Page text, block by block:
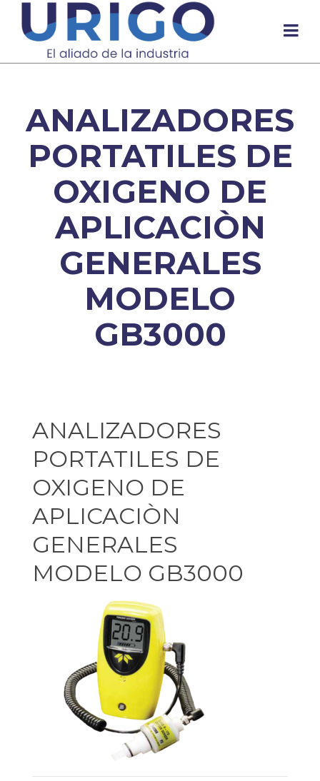
ANALIZADORES
PORTATILES DE
OXIGENO DE
APLICACIÒN
GENERALES
MODELO
GB3000
ANALIZADORES
PORTATILES DE
OXIGENO DE
APLICACIÒN
GENERALES
MODELO GB3000